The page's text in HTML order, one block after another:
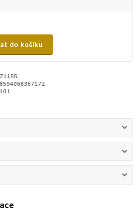
do košíku
Z1155
8594068367172
10 l